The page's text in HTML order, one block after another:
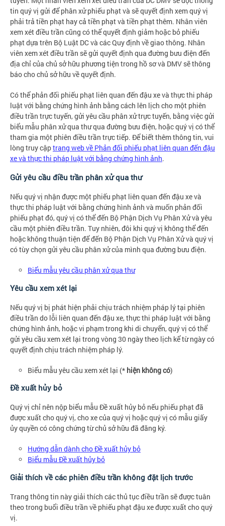
tin quý vị gửi để phân xử phiếu phạt và sẽ quyết định xem quý vị
phải trả tiền phạt hay cả tiền phạt và tiền phạt thêm. Nhân viên
xem xét điều trần cũng có thể quyết định giảm hoặc bỏ phiếu
phạt dựa trên Bộ Luật DC và các Quy định về giao thông. Nhân
viên xem xét điều trần sẽ gửi quyết định qua đường bưu điện đến
địa chỉ của chủ sở hữu phương tiện trong hồ sơ và DMV sẽ thông
báo cho chủ sở hữu về quyết định.
Có thể phản đối phiếu phạt liên quan đến đậu xe và thực thi pháp
luật với bằng chứng hình ảnh bằng cách lên lịch cho một phiên
điều trần trực tuyến, gửi yêu cầu phân xử trực tuyến, bằng việc gửi
biểu mẫu phân xử qua thư qua đường bưu điện, hoặc quý vị có thể
tham gia một phiên điều trần trực tiếp. Để biết thêm thông tin, vui
lòng truy cậptrang web về Phản đối phiếu phạt liên quan đến đậu
xe và thực thi pháp luật với bằng chứng hình ảnh.
Gửi yêu cầu điều trần phân xử qua thư
Nếu quý vị nhận được một phiếu phạt liên quan đến đậu xe và
thực thi pháp luật với bằng chứng hình ảnh và muốn phản đối
phiếu phạt đó, quý vị có thể đến Bộ Phận Dịch Vụ Phân Xử và yêu
cầu một phiên điều trần. Tuy nhiên, đôi khi quý vị không thể đến
hoặc không thuận tiện để đến Bộ Phận Dịch Vụ Phân Xử và quý vị
có tùy chọn gửi yêu cầu phân xử của mình qua đường bưu điện.
Biểu mẫu yêu cầu phân xử qua thư
Yêu cầu xem xét lại
Nếu quý vị bị phát hiện phải chịu trách nhiệm pháp lý tại phiên
điều trần do lỗi liên quan đến đậu xe, thực thi pháp luật với bằng
chứng hình ảnh, hoặc vi phạm trong khi di chuyển, quý vị có thể
gửi yêu cầu xem xét lại trong vòng 30 ngày theo lịch kể từ ngày có
quyết định chịu trách nhiệm pháp lý.
Biểu mẫu yêu cầu xem xét lại (* hiện không có)
Đề xuất hủy bỏ
Quý vị chỉ nên nộp biểu mẫu Đề xuất hủy bỏ nếu phiếu phạt đã
được xuất cho quý vị, cho xe của quý vị hoặc quý vị có mẫu giấy
ủy quyền có công chứng từ chủ sở hữu đã đăng ký.
Hướng dẫn dành cho Đề xuất hủy bỏ
Biểu mẫu Đề xuất hủy bỏ
Giải thích về các phiên điều trần không đặt lịch trước
Trang thông tin này giải thích các thủ tục điều trần sẽ được tuân
theo trong buổi điều trần về phiếu phạt đậu xe được xuất cho quý
vị.